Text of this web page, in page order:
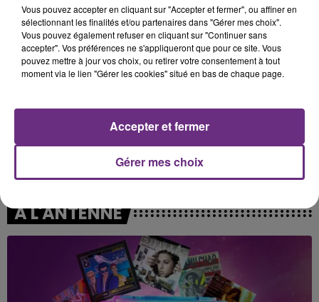
11h01
11h01
Mr Know It All
10h58
10h58
A L'ANTENNE
Vous pouvez accepter en cliquant sur "Accepter et fermer", ou affiner en
sélectionnant les finalités et/ou partenaires dans "Gérer mes choix".
Vous pouvez également refuser en cliquant sur "Continuer sans
accepter". Vos préférences ne s'appliqueront que pour ce site. Vous
pouvez mettre à jour vos choix, ou retirer votre consentement à tout
moment via le lien "Gérer les cookies" situé en bas de chaque page.
Gérer mes choix
Accepter et fermer